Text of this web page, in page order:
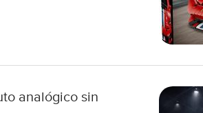
analógico sin